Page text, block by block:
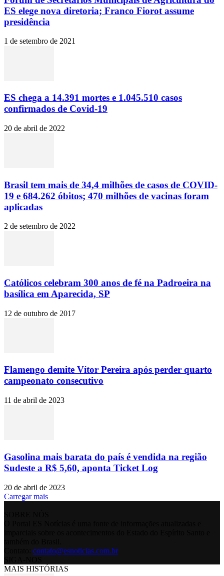
ES elege nova diretoria; Franco Fiorot assume
presidência
1 de setembro de 2021
ES chega a 14.391 mortes e 1.045.510 casos
confirmados de Covid-19
20 de abril de 2022
Brasil tem mais de 34,4 milhões de casos de COVID-
19 e 684.262 óbitos; 470 milhões de vacinas foram
aplicadas
2 de setembro de 2022
Católicos celebram 300 anos de fé na Padroeira na
basílica em Aparecida, SP
12 de outubro de 2017
Flamengo demite Vítor Pereira após perder quarto
campeonato consecutivo
11 de abril de 2023
Gasolina mais barata do país é vendida na região
Sudeste a R$ 5,60, aponta Ticket Log
20 de abril de 2023
Carregar mais
contato@esnoticias.com.br
MAIS HISTÓRIAS